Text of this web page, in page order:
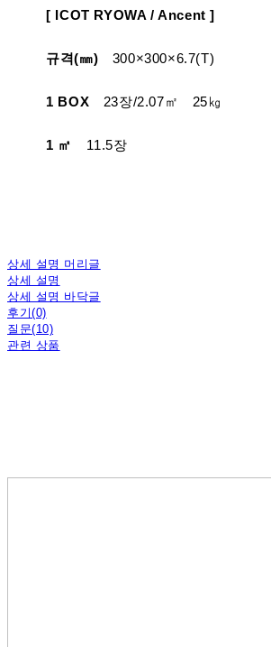
[ ICOT RYOWA / Ancent ]
규격(㎜) 300×300×6.7(T)
1 BOX 23장/2.07㎡ 25㎏
1 ㎡ 11.5장
상세 설명 머리글
상세 설명
상세 설명 바닥글
후기(0)
질문(10)
관련 상품